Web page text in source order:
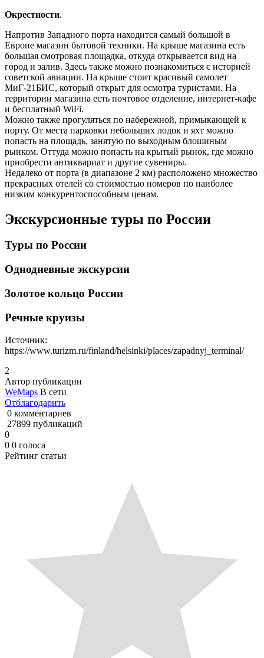
Окрестности.
Напротив Западного порта находится самый большой в
Европе магазин бытовой техники. На крыше магазина есть
большая смотровая площадка, откуда открывается вид на
город и залив. Здесь также можно познакомиться с историей
советской авиации. На крыше стоит красивый самолет
МиГ-21БИС, который открыт для осмотра туристами. На
территории магазина есть почтовое отделение, интернет-кафе
и бесплатный WiFi.
Можно также прогуляться по набережной, примыкающей к
порту. От места парковки небольших лодок и яхт можно
попасть на площадь, занятую по выходным блошиным
рынком. Оттуда можно попасть на крытый рынок, где можно
приобрести антиквариат и другие сувениры.
Недалеко от порта (в диапазоне 2 км) расположено множество
прекрасных отелей со стоимостью номеров по наиболее
низким конкурентоспособным ценам.
Экскурсионные туры по России
Туры по России
Однодневные экскурсии
Золотое кольцо России
Речные круизы
Источник:
https://www.turizm.ru/finland/helsinki/places/zapadnyj_terminal/
2
Автор публикации
WeMaps В сети
Отблагодарить
0 комментариев
27899 публикаций
0
0 0 голоса
Рейтинг статьи